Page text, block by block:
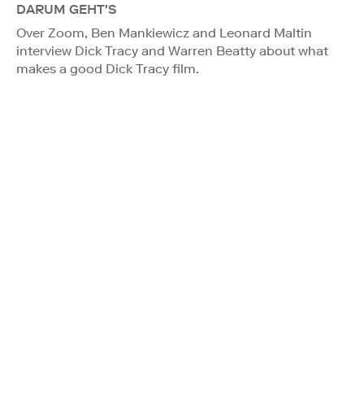
DARUM GEHT'S
Over Zoom, Ben Mankiewicz and Leonard Maltin
interview Dick Tracy and Warren Beatty about what
makes a good Dick Tracy film.